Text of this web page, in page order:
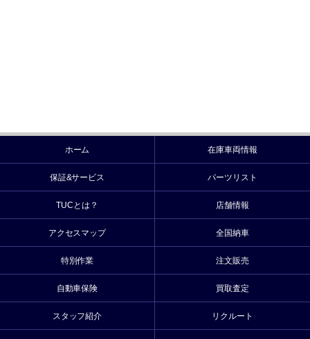
ホーム 在庫車両情報
保証&サービス パーツリスト
TUCとは？ 店舗情報
アクセスマップ 全国納車
特別作業 注文販売
自動車保険 買取査定
スタッフ紹介 リクルート